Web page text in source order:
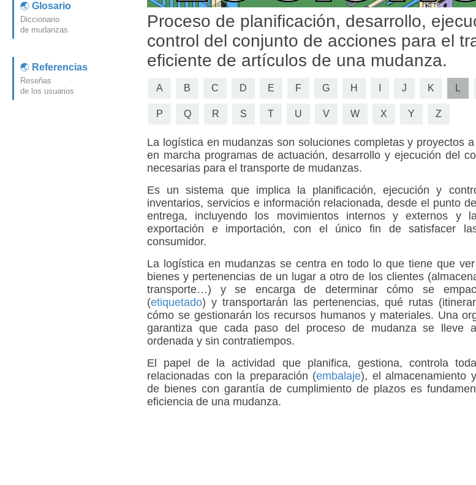
Glosario
Diccionario
de mudanzas
Referencias
Reseñas
de los usuarios
Proceso de planificación, desarrollo,
control del conjunto de acciones para el
eficiente de artículos de una mudanza.
A B C D E F G H J K L
P Q R S T U V W X Y Z
La logística en mudanzas son soluciones completas y proyectos
en marcha programas de actuación, desarrollo y ejecución del
necesarias para el transporte de mudanzas.
Es un sistema que implica la planificación, ejecución y
inventarios, servicios e información relacionada, desde el punto
entrega, incluyendo los movimientos internos y externos y
exportación e importación, con el único fin de satisfacer
consumidor.
La logística en mudanzas se centra en todo lo que tiene que
bienes y pertenencias de un lugar a otro de los clientes
transporte…) y se encarga de determinar cómo se
(etiquetado) y transportarán las pertenencias, qué rutas
cómo se gestionarán los recursos humanos y materiales. Una
garantiza que cada paso del proceso de mudanza se lleve
ordenada y sin contratiempos.
El papel de la actividad que planifica, gestiona, controla
relacionadas con la preparación (embalaje), el almacenamiento
de bienes con garantía de cumplimiento de plazos es
eficiencia de una mudanza.